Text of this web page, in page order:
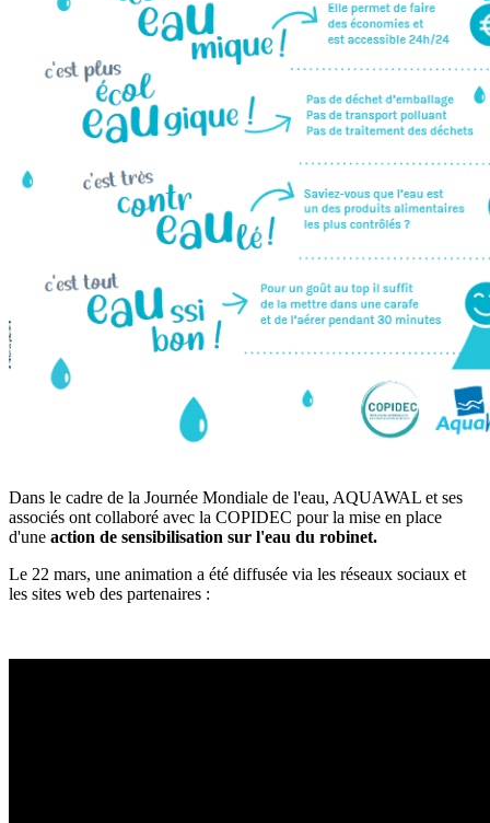
Dans le cadre de la Journée Mondiale de l'eau, AQUAWAL et ses
associés ont collaboré avec la COPIDEC pour la mise en place
d'une action de sensibilisation sur l'eau du robinet.
Le 22 mars, une animation a été diffusée via les réseaux sociaux et
les sites web des partenaires :